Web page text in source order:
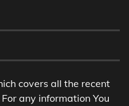
covers all the recent
any information You